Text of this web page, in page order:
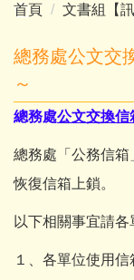
首頁 文書組【
總務處公文交
～
總務處公文交換信
總務處「公務信箱
恢復信箱上鎖。
以下相關事宜請各
１、各單位使用